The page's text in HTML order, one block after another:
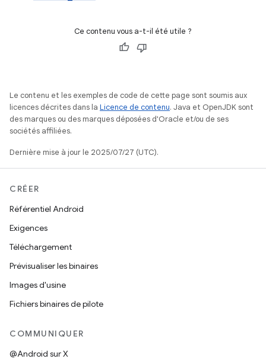
Ce contenu vous a-t-il été utile ?
Le contenu et les exemples de code de cette page sont soumis aux
licences décrites dans la Licence de contenu. Java et OpenJDK sont
des marques ou des marques déposées d'Oracle et/ou de ses
sociétés affiliées.
Dernière mise à jour le 2025/07/27 (UTC).
CRÉER
Référentiel Android
Exigences
Téléchargement
Prévisualiser les binaires
Images d'usine
Fichiers binaires de pilote
COMMUNIQUER
@Android sur X